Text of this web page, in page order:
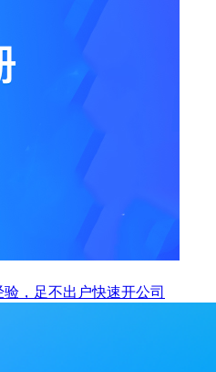
，足不出户快速开公司